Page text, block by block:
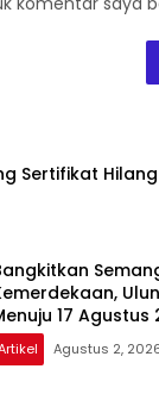
Sertifikat Hilang
17 Agustus
Agustus 2,